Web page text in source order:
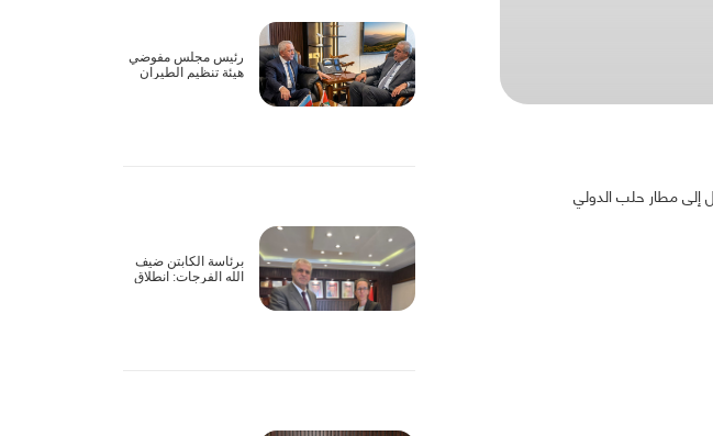
مطار حلب الدولي
رئيس مجلس مفوضي
هيئة تنظيم الطيران
برئاسة الكابتن ضيف
الله الفرجات: انطلاق